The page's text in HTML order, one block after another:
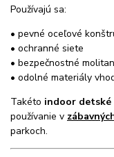
Používajú sa:
• pevné oceľové
• ochranné siete
• bezpečnostné
• odolné materiály
Takéto indoor detské
používanie v
parkoch.